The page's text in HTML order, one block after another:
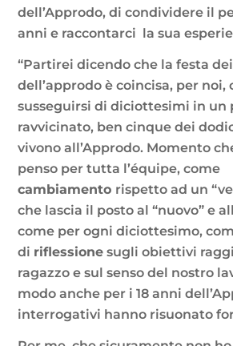
dell’Approdo, di condividere il
anni e raccontarci la sua
“Partirei dicendo che la festa dei
dell’approdo è coincisa, per noi,
susseguirsi di diciottesimi in un
ravvicinato, ben cinque dei
vivono all’Approdo. Momento
penso per tutta l’équipe, come
cambiamento rispetto ad un
che lascia il posto al “nuovo” e
come per ogni diciottesimo,
di riflessione sugli obiettivi
ragazzo e sul senso del nostro
modo anche per i 18 anni
interrogativi hanno risuonato